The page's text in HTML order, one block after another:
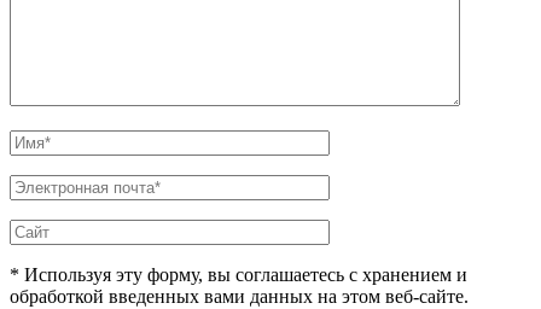
* Используя эту форму, вы соглашаетесь с хранением и
обработкой введенных вами данных на этом веб-сайте.